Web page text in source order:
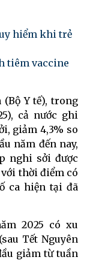
hiểm khi trẻ
tiêm vaccine
(Bộ Y tế), trong
cả nước ghi
giảm 4,3% so
năm đến nay,
nghi sởi được
thời điểm có
ca hiện tại đã
2025 có xu
Tết Nguyên
giảm từ tuần